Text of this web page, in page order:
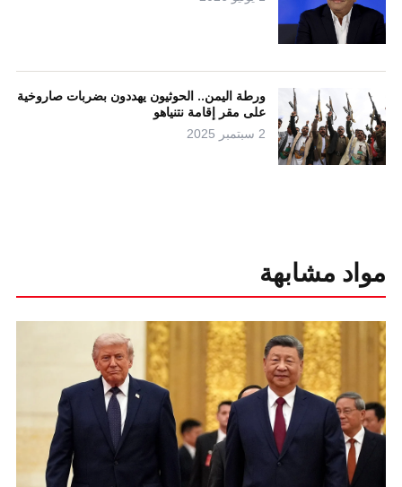
ورطة اليمن.. الحوثيون يهددون بضربات صاروخية
على مقر إقامة نتنياهو
2 سبتمبر 2025
مواد مشابهة